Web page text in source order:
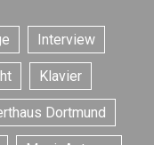
Interview
Klavier
Dortmund